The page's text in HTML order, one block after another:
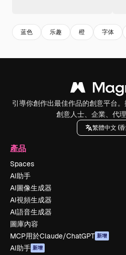
蓝色 乐趣 橙 字体
引導你創作出最佳作品的創意平台
創意人士、企業、代理
繁體中文 (
產品
Spaces
AI助手
AI圖像生成器
AI視頻生成器
AI語音生成器
圖庫內容
MCP用於Claude/ChatGPT 新增
AI助手 新增